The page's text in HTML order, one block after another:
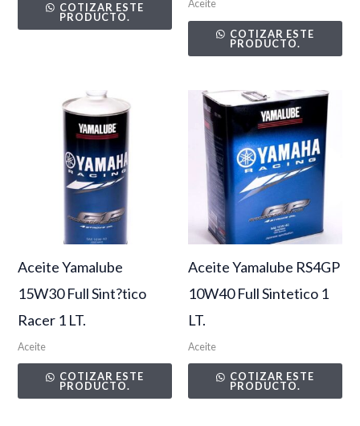
COTIZAR ESTE
PRODUCTO.
Aceite
COTIZAR ESTE
PRODUCTO.
Aceite Yamalube
15W30 Full Sint?tico
Racer 1 LT.
Aceite
COTIZAR ESTE
PRODUCTO.
Aceite Yamalube RS4GP
10W40 Full Sintetico 1
LT.
Aceite
COTIZAR ESTE
PRODUCTO.